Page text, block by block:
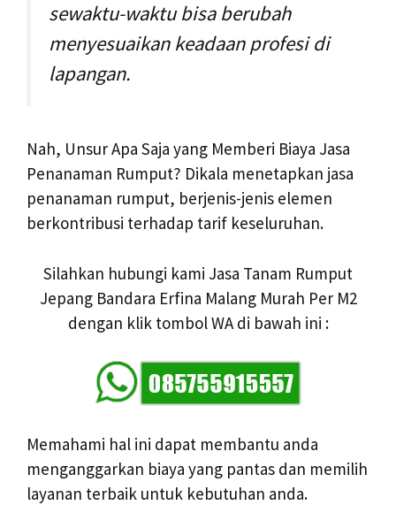
sewaktu-waktu bisa berubah
menyesuaikan keadaan profesi di
lapangan.
Nah, Unsur Apa Saja yang Memberi Biaya Jasa
Penanaman Rumput? Dikala menetapkan jasa
penanaman rumput, berjenis-jenis elemen
berkontribusi terhadap tarif keseluruhan.
Silahkan hubungi kami Jasa Tanam Rumput
Jepang Bandara Erfina Malang Murah Per M2
dengan klik tombol WA di bawah ini :
Memahami hal ini dapat membantu anda
menganggarkan biaya yang pantas dan memilih
layanan terbaik untuk kebutuhan anda.